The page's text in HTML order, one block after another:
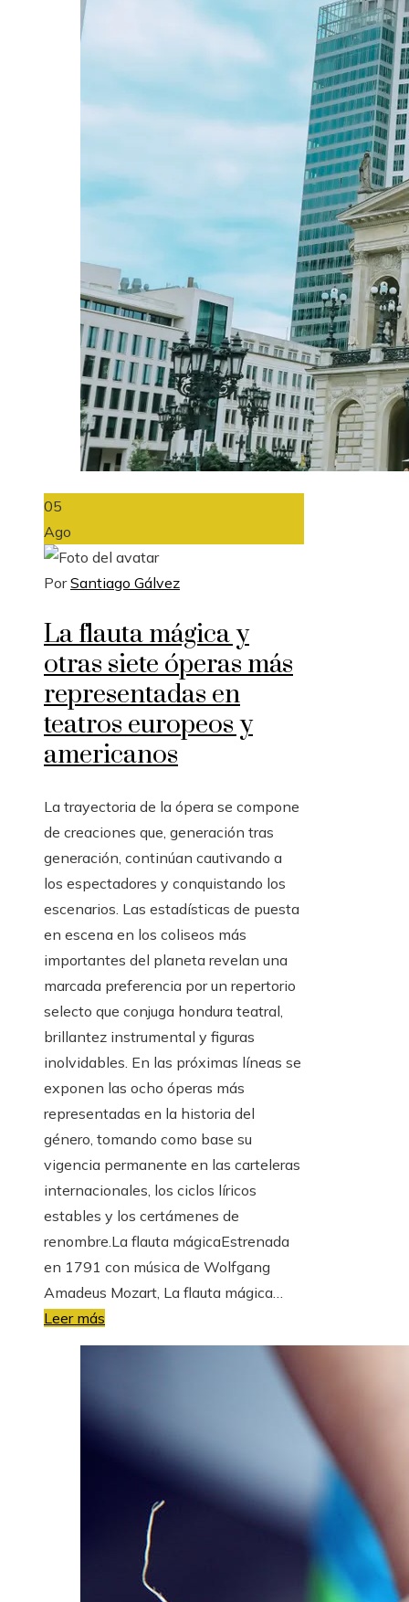
05
Ago
PorSantiago Gálvez
La flauta mágica y
otras siete óperas más
representadas en
teatros europeos y
americanos
La trayectoria de la ópera se compone
de creaciones que, generación tras
generación, continúan cautivando a
los espectadores y conquistando los
escenarios. Las estadísticas de puesta
en escena en los coliseos más
importantes del planeta revelan una
marcada preferencia por un repertorio
selecto que conjuga hondura teatral,
brillantez instrumental y figuras
inolvidables. En las próximas líneas se
exponen las ocho óperas más
representadas en la historia del
género, tomando como base su
vigencia permanente en las carteleras
internacionales, los ciclos líricos
estables y los certámenes de
renombre.La flauta mágicaEstrenada
en 1791 con música de Wolfgang
Amadeus Mozart, La flauta mágica…
Leer más